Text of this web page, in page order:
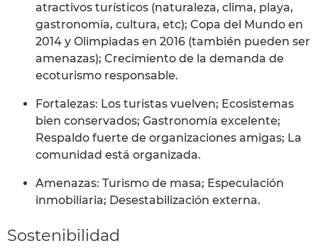
atractivos turísticos (naturaleza, clima, playa,
gastronomía, cultura, etc); Copa del Mundo en
2014 y Olimpiadas en 2016 (también pueden ser
amenazas); Crecimiento de la demanda de
ecoturismo responsable.
Fortalezas: Los turistas vuelven; Ecosistemas
bien conservados; Gastronomía excelente;
Respaldo fuerte de organizaciones amigas; La
comunidad está organizada.
Amenazas: Turismo de masa; Especulación
inmobiliaria; Desestabilización externa.
Sostenibilidad